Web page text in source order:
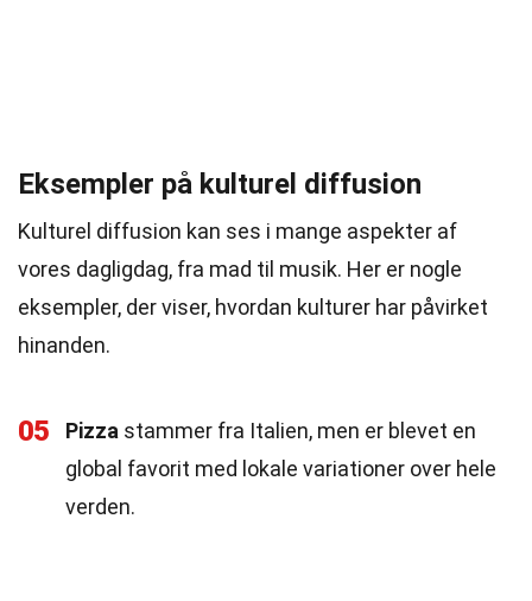
Eksempler på kulturel diffusion
Kulturel diffusion kan ses i mange aspekter af
vores dagligdag, fra mad til musik. Her er nogle
eksempler, der viser, hvordan kulturer har påvirket
hinanden.
05 Pizza stammer fra Italien, men er blevet en
global favorit med lokale variationer over hele
verden.